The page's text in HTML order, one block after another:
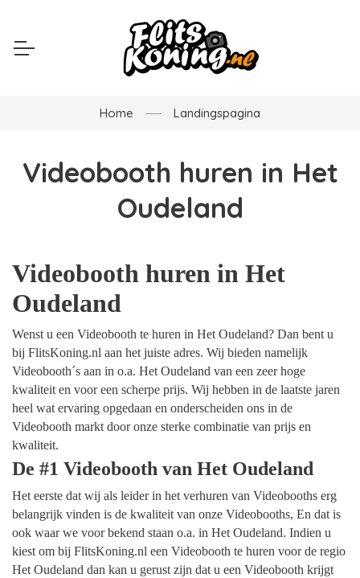
Home Landingspagina
Videobooth huren in Het
Oudeland
Videobooth huren in Het
Oudeland
Wenst u een Videobooth te huren in Het Oudeland? Dan bent u
bij FlitsKoning.nl aan het juiste adres. Wij bieden namelijk
Videobooth´s aan in o.a. Het Oudeland van een zeer hoge
kwaliteit en voor een scherpe prijs. Wij hebben in de laatste jaren
heel wat ervaring opgedaan en onderscheiden ons in de
Videobooth markt door onze sterke combinatie van prijs en
kwaliteit.
De #1 Videobooth van Het Oudeland
Het eerste dat wij als leider in het verhuren van Videobooths erg
belangrijk vinden is de kwaliteit van onze Videobooths, En dat is
ook waar we voor bekend staan o.a. in Het Oudeland. Indien u
kiest om bij FlitsKoning.nl een Videobooth te huren voor de regio
Het Oudeland dan kan u gerust zijn dat u een Videobooth krijgt